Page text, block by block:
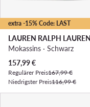
extra -15% Code: LAST
LAUREN RALPH LAUREN
Mokassins · Schwarz
Aktueller Preis
157,99€
Regulärer Preis167,99 €
Niedrigster Preis116,99 €